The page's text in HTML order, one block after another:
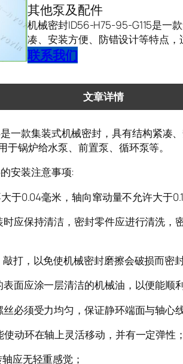
其他泵及配件
机械密封ID56-H75-95-G115是一
凑、安装方便、防错设计等特点，
联系我们
文章详情
一款集装式机械密封，具有结构紧凑
锅炉给水泵、前置泵、循环泵等。
安装注意事项:
于0.04毫米，轴向窜动量不允许大于0.1
应保持清洁，密封零件应进行清洗，
打，以免使机械密封磨擦会破损而密
面应涂一层清洁的机械油，以便能顺
必须受力均匀，保证静环端面与轴心
动环在轴上灵活移动，并有一定弹性；
应无轻重感觉；